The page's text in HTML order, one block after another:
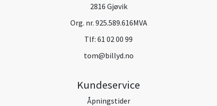
2816 Gjøvik
Org. nr. 925.589.616MVA
Tlf: 61 02 00 99
tom@billyd.no
Kundeservice
Åpningstider